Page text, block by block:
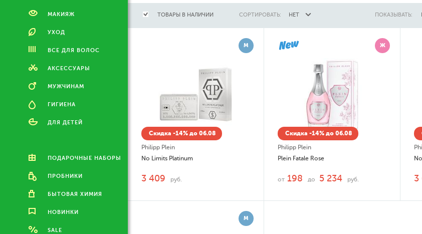
МАКИЯЖ
УХОД
ВСЕ ДЛЯ ВОЛОС
АКСЕССУАРЫ
МУЖЧИНАМ
ГИГИЕНА
ДЛЯ ДЕТЕЙ
ПОДАРОЧНЫЕ НАБОРЫ
ПРОБНИКИ
БЫТОВАЯ ХИМИЯ
НОВИНКИ
SALE
ТОВАРЫ В НАЛИЧИИ СОРТИРОВАТЬ: НЕТ ПОКАЗЫВАТЬ:
М
Скидка -14% до 06.08
Philipp Plein
No Limits Platinum
3 409 руб.
Ж
Скидка -14% до 06.08
Philipp Plein
Plein Fatale Rose
от 198 до 5 234 руб. 3
М